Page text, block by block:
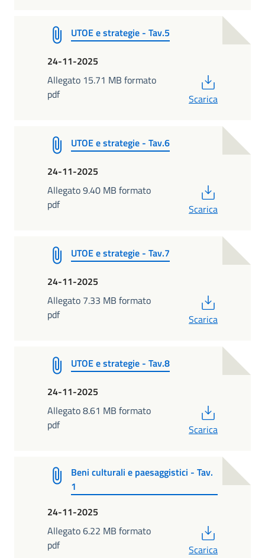
UTOE e strategie - Tav.5
24-11-2025
Allegato 15.71 MB formato
pdf
Scarica
UTOE e strategie - Tav.6
24-11-2025
Allegato 9.40 MB formato
pdf
Scarica
UTOE e strategie - Tav.7
24-11-2025
Allegato 7.33 MB formato
pdf
Scarica
UTOE e strategie - Tav.8
24-11-2025
Allegato 8.61 MB formato
pdf
Scarica
Beni culturali e paesaggistici - Tav.
1
24-11-2025
Allegato 6.22 MB formato
pdf
Scarica